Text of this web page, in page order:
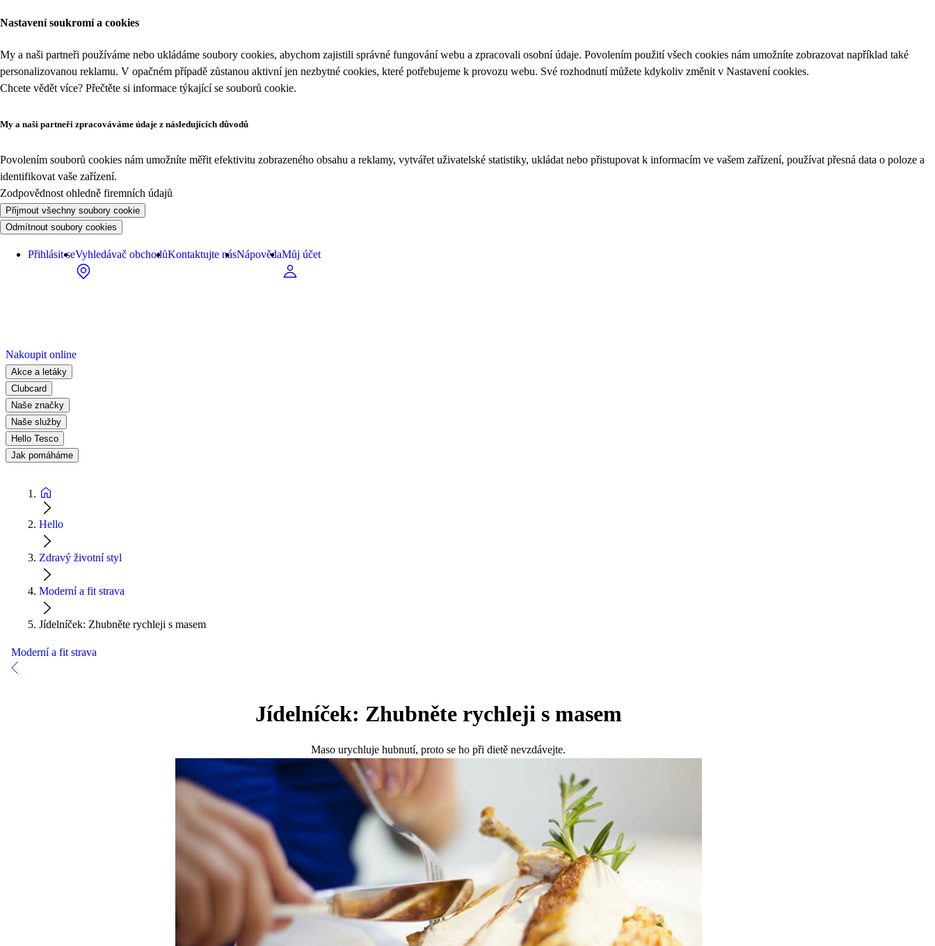
Nastavení soukromí a cookies
My a naši partneři používáme nebo ukládáme soubory cookies, abychom zajistili správné fungování webu a zpracovali osobní údaje. Povolením použití všech cookies nám umožníte zobrazovat například také
personalizovanou reklamu. V opačném případě zůstanou aktivní jen nezbytné cookies, které potřebujeme k provozu webu. Své rozhodnutí můžete kdykoliv změnit v Nastavení cookies.
Chcete vědět více? Přečtěte si informace týkající se souborů cookie.
My a naši partneři zpracováváme údaje z následujících důvodů
Povolením souborů cookies nám umožníte měřit efektivitu zobrazeného obsahu a reklamy, vytvářet uživatelské statistiky, ukládat nebo přistupovat k informacím ve vašem zařízení, používat přesná data o poloze a
identifikovat vaše zařízení.
Zodpovědnost ohledně firemních údajů
Přijmout všechny soubory cookie
Odmítnout soubory cookies
Přihlásit seVyhledávač obchodůKontaktujte násNápovědaMůj účet
Nakoupit online
Akce a letáky
Clubcard
Naše značky
Naše služby
Hello Tesco
Jak pomáháme
Hello
Zdravý životní styl
Moderní a fit strava
Jídelníček: Zhubněte rychleji s masem
Moderní a fit strava
Jídelníček: Zhubněte rychleji s masem
Maso urychluje hubnutí, proto se ho při dietě nevzdávejte.